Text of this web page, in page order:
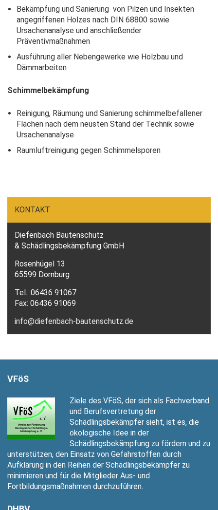
Bekämpfung und Sanierung von Pilzen und Insekten
angegriffenen Holzes nach DIN 68800 sowie
Ursachenanalyse und anschließender
Präventivmaßnahmen
Ausführung aller Nebengewerke wie Holzbau und
Dämmarbeiten
Schimmelbekämpfung
Reinigung, Räumung und Sanierung schimmelbefallener
Flächen nach dem neusten Stand der Technik sowie
Ursachenanalyse
Raumluftreinigung gegen Schimmelsporen
KONTAKT
Diefenbach Bautenschutz
& Schädlingsbekämpfung GmbH
Rosenhügel 13
65599 Dornburg
Tel.: 06436 91067
Fax: 06436 91069
info@diefenbach-bautenschutz.de
VFöS
Ziele des VFöS, der sich als Fachverband
und Berufsvertretung der
Schädlingsbekämpfer sieht, ist es, die
ökologische Idee in der
Schädlingsbekämpfung zu fördern und zu
unterstützen, den Einsatz von Gefahrstoffen durch
Aufklärung in den Reihen der Schädlingsbekämpfer zu
minimieren und für die Mitglieder Aus- und
Fortbildungsmaßnahmen durchzuführen.